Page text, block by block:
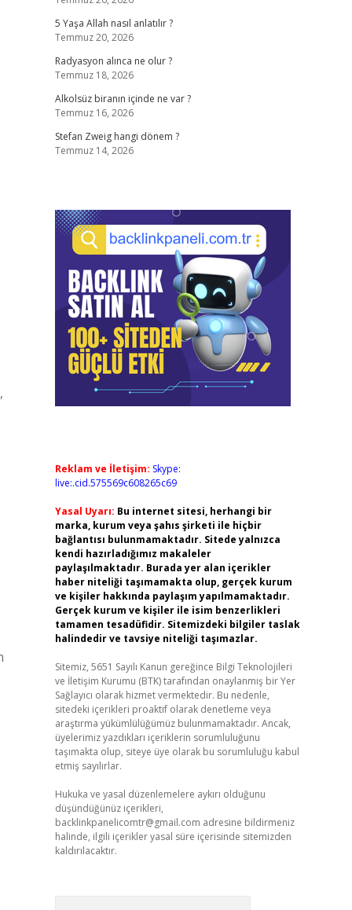
5 Yaşa Allah nasıl anlatılır ?
Temmuz 20, 2026
Radyasyon alınca ne olur ?
Temmuz 18, 2026
Alkolsüz biranın içinde ne var ?
Temmuz 16, 2026
Stefan Zweig hangi dönem ?
Temmuz 14, 2026
Reklam ve İletişim: Skype:
live:.cid.575569c608265c69
Yasal Uyarı: Bu internet sitesi, herhangi bir
marka, kurum veya şahıs şirketi ile hiçbir
bağlantısı bulunmamaktadır. Sitede yalnızca
kendi hazırladığımız makaleler
paylaşılmaktadır. Burada yer alan içerikler
haber niteliği taşımamakta olup, gerçek kurum
ve kişiler hakkında paylaşım yapılmamaktadır.
Gerçek kurum ve kişiler ile isim benzerlikleri
tamamen tesadüfidir. Sitemizdeki bilgiler taslak
halindedir ve tavsiye niteliği taşımazlar.
Sitemiz, 5651 Sayılı Kanun gereğince Bilgi Teknolojileri
ve İletişim Kurumu (BTK) tarafından onaylanmış bir Yer
Sağlayıcı olarak hizmet vermektedir. Bu nedenle,
sitedeki içerikleri proaktif olarak denetleme veya
araştırma yükümlülüğümüz bulunmamaktadır. Ancak,
üyelerimiz yazdıkları içeriklerin sorumluluğunu
taşımakta olup, siteye üye olarak bu sorumluluğu kabul
etmiş sayılırlar.
Hukuka ve yasal düzenlemelere aykırı olduğunu
düşündüğünüz içerikleri,
backlinkpanelicomtr@gmail.com adresine bildirmeniz
halinde, ilgili içerikler yasal süre içerisinde sitemizden
kaldırılacaktır.